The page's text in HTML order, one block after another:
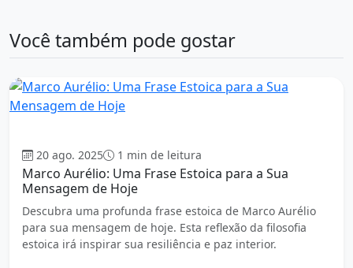
Você também pode gostar
20 ago. 2025 1 min de leitura
Marco Aurélio: Uma Frase Estoica para a Sua
Mensagem de Hoje
Descubra uma profunda frase estoica de Marco Aurélio
para sua mensagem de hoje. Esta reflexão da filosofia
estoica irá inspirar sua resiliência e paz interior.